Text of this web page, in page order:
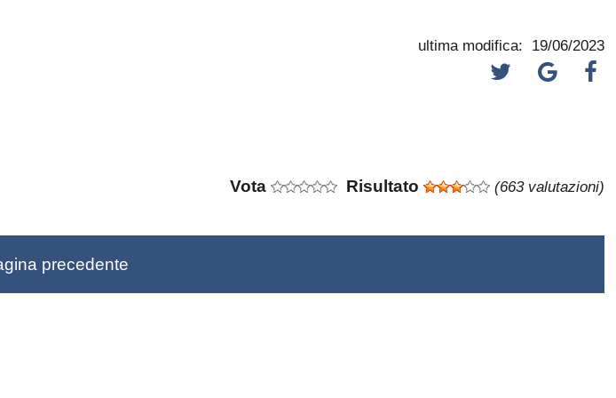
ultima modifica: 19/06/2023
Vota Risultato (663 valutazioni)
precedente